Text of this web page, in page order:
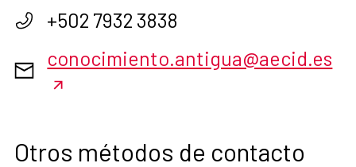
+502 7932 3838
conocimiento.antigua@aecid.es
Otros métodos de contacto